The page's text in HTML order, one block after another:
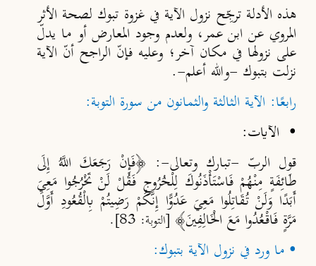
هذه الأدلة ترجِّح نزول الآية في غزوة تبوك لصحة الأثر
المروي عن ابن عمر، ولعدم وجود المعارض أو ما يدلّ
على نزولها في مكان آخر؛ وعليه فإنّ الراجح أنّ الآية
نزلت بتبوك -والله أعلم-.
رابعًا: الآية الثالثة والثمانون من سورة التوبة:
• الآيات:
قول الربّ -تبارك وتعالى-: ﴿فَإِنْ ‌رَجَعَكَ ‌اللَّهُ إِلَى
طَائِفَةٍ مِنْهُمْ فَاسْتَأْذَنُوكَ لِلْخُرُوجِ فَقُلْ لَنْ تَخْرُجُوا مَعِيَ
أَبَدًا وَلَنْ تُقَاتِلُوا مَعِيَ عَدُوًّا إِنَّكُمْ رَضِيتُمْ بِالْقُعُودِ أَوَّلَ
مَرَّةٍ فَاقْعُدُوا مَعَ الْخَالِفِينَ﴾ [التوبة: 83].
• ما ورد في نزول الآية بتبوك: